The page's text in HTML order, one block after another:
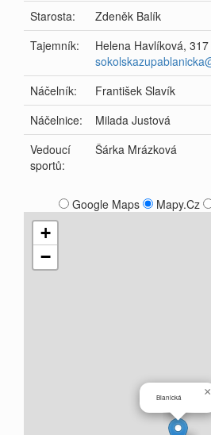
Starosta:
Zdeněk Balík
Tajemník:
Helena Havlíková,
Náčelník:
František Slavík
Náčelnice:
Milada Justová
Vedoucí
sportů:
Šárka Mrázková
Google Maps Mapy.Cz
Blanická ×
+
−